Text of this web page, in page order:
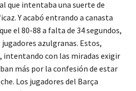
que intentaba una suerte de
Y acabó entrando a canasta
el 80-88 a falta de 34 segundos,
azulgranas. Estos,
intentando con las miradas exigir
más por la confesión de estar
Los jugadores del Barça